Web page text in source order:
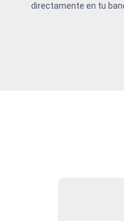
directamente en tu